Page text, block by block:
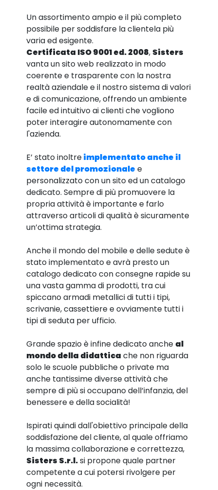
Un assortimento ampio e il più completo
possibile per soddisfare la clientela più
varia ed esigente.
Certificata ISO 9001 ed. 2008, Sisters
vanta un sito web realizzato in modo
coerente e trasparente con la nostra
realtà aziendale e il nostro sistema di valori
e di comunicazione, offrendo un ambiente
facile ed intuitivo ai clienti che vogliono
poter interagire autonomamente con
l'azienda.
E’ stato inoltreimplementato anche il
settore del promozionale e
personalizzato con un sito ed un catalogo
dedicato. Sempre di più promuovere la
propria attività è importante e farlo
attraverso articoli di qualità è sicuramente
un’ottima strategia.
Anche il mondo del mobile e delle sedute è
stato implementato e avrà presto un
catalogo dedicato con consegne rapide su
una vasta gamma di prodotti, tra cui
spiccano armadi metallici di tutti i tipi,
scrivanie, cassettiere e ovviamente tutti i
tipi di seduta per ufficio.
Grande spazio è infine dedicato anche al
mondo della didattica che non riguarda
solo le scuole pubbliche o private ma
anche tantissime diverse attività che
sempre di più si occupano dell’infanzia, del
benessere e della socialità!
Ispirati quindi dall'obiettivo principale della
soddisfazione del cliente, al quale offriamo
la massima collaborazione e correttezza,
Sisters S.r.l.si propone quale partner
competente a cui potersi rivolgere per
ogni necessità.